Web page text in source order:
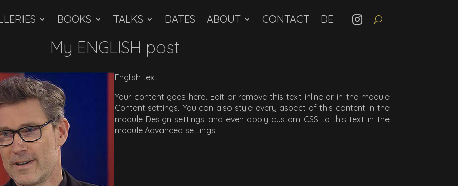
BOOKS TALKS DATES ABOUT CONTACT
My ENGLISH post
English text
Your content goes here. Edit or remove this text inline or in the module
Content settings. You can also style every aspect of this content in the
module Design settings and even apply custom CSS to this text in the
module Advanced settings.